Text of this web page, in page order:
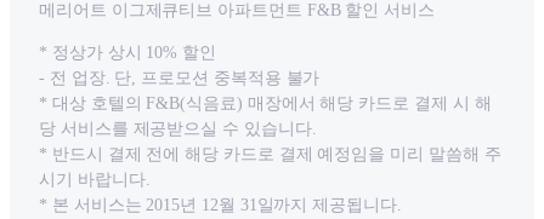
메리어트 이그제큐티브 아파트먼트 F&B 할인 서비스
* 정상가 상시 10% 할인
- 전 업장. 단, 프로모션 중복적용 불가
* 대상 호텔의 F&B(식음료) 매장에서 해당 카드로 결제 시 해
당 서비스를 제공받으실 수 있습니다.
* 반드시 결제 전에 해당 카드로 결제 예정임을 미리 말씀해 주
시기 바랍니다.
* 본 서비스는 2015년 12월 31일까지 제공됩니다.